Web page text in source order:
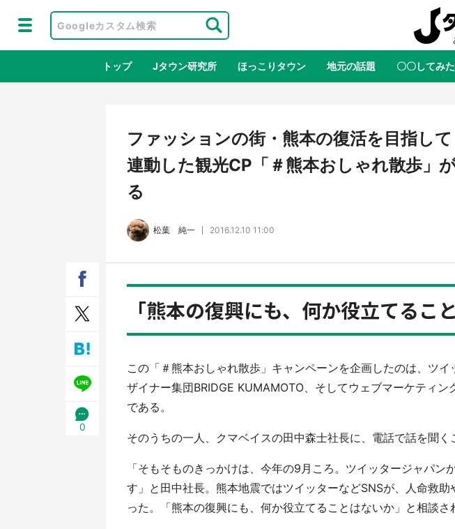
全国
東北
関東
九州
トップ Jタウン研究所 ほっこりタウン 地元の話題 〇〇してみた
地域×二次元 絶景 あの時はありが
が生産されてます【7／31～1／31】
ラボ、本邦初公開の「猫猫像」も【8
／1～10／26】
ファッションの街・熊本の復活を目指し
連動した観光CP「＃熊本おしゃれ散歩」
る
松葉 純一 2016.12.10 11:00
0
「熊本の復興にも、何か役立てるこ
この「＃熊本おしゃれ散歩」キャンペーンを企画したのは、ツ
ザイナー集団BRIDGE KUMAMOTO、そしてウェブマーケティン
である。
そのうちの一人、クマベイスの田中森士社長に、電話で話を聞く
「そもそものきっかけは、今年の9月ころ。ツイッタージャパン
す」と田中社長。熊本地震ではツイッターなどSNSが、人命救
った。「熊本の復興にも、何か役立てることはないか」と相談さ